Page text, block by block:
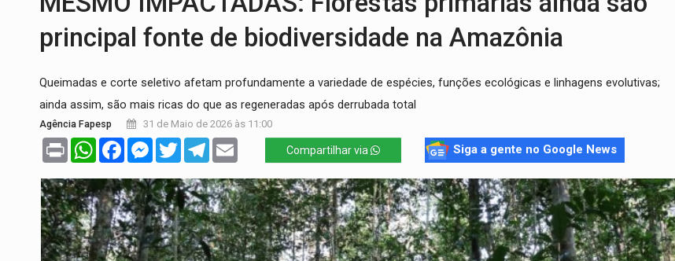
Colisão entre caminhão e carro deixa quatro mortos e um em estado grave na BR
PREVISÃO:Porto Velho tem chances de chuvas isoladas nesta sexta-feira (7)
SINDICATOS UNIDOS: Assembleia Geral delibera greve da educação municipal em Porto Velho
PROCESSO SELETIVO: Rondoniaovivo abre oficina de Comunicação com oportunidade de integrar
BRASIL CONTRA O CRIME:Acusado de guardar armas de facção é preso com revólveres e
principal fonte de biodiversidade na Amazônia
Queimadas e corte seletivo afetam profundamente a variedade de espécies, funções ecológicas e linhagens evolutivas;
ainda assim, são mais ricas do que as regeneradas após derrubada total
Agência Fapesp 31 de Maio de 2026 às 11:00
Print WhatsAppFacebookMessenger
TwitterTelegram Compartilhar via Siga a gente no Google News